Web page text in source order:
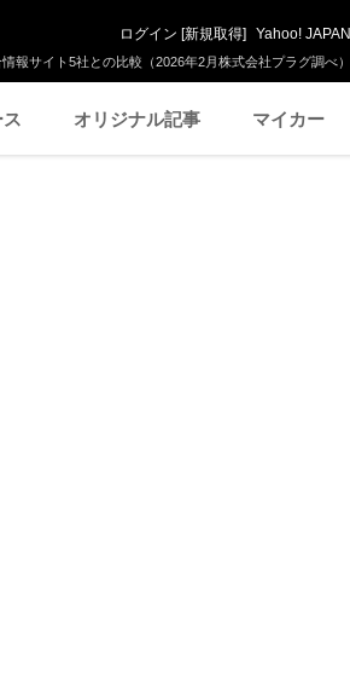
報サイト5社との比較（2026年2月株式会社プラグ調べ）
ログイン [新規取得] Yahoo! JAPAN
オリジナル記事 マイカー